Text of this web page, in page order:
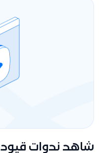
شاهد ندوات قيود